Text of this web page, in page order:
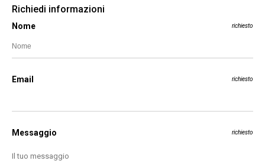
Richiedi informazioni
Nome richiesto
Email richiesto
Messaggio richiesto